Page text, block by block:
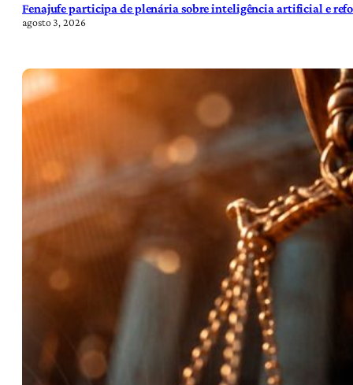
Fenajufe participa de plenária sobre inteligência artificial e
agosto 3, 2026